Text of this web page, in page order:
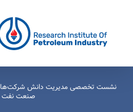
نشست تخصصی مدیریت دانش شرکت‌های
صنعت نفت